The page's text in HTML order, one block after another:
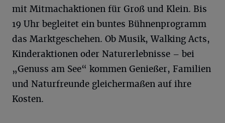
mit Mitmachaktionen für Groß und Klein. Bis
19 Uhr begleitet ein buntes Bühnenprogramm
das Marktgeschehen. Ob Musik, Walking Acts,
Kinderaktionen oder Naturerlebnisse – bei
„Genuss am See“ kommen Genießer, Familien
und Naturfreunde gleichermaßen auf ihre
Kosten.